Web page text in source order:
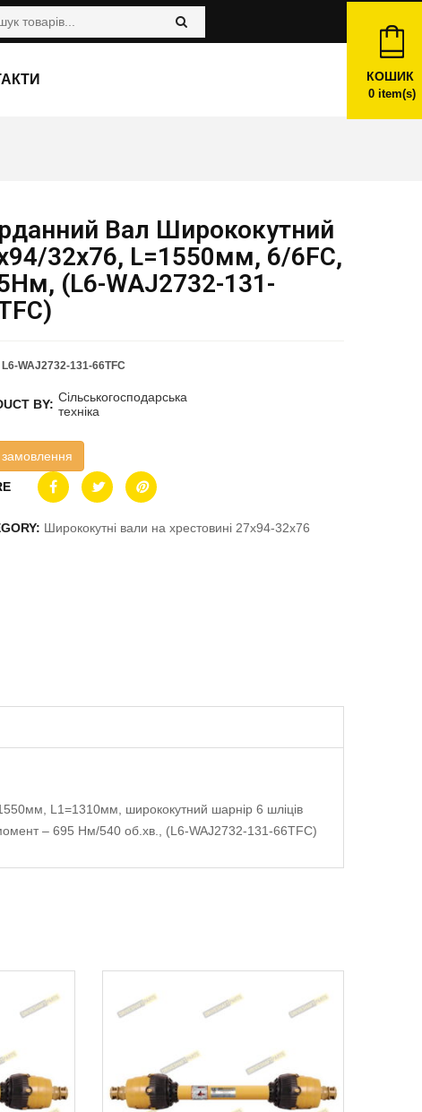
КОШИК
0item(s)
Вал Ширококутний
32х76, L=1550мм, 6/6FC,
(L6-WAJ2732-131-
L6-WAJ2732-131-66TFC
BY: Сільськогосподарська
техніка
замовлення
Ширококутні вали на хрестовині 27х94-32х76
L1=1310мм, ширококутний шарнір 6 шліців
– 695 Нм/540 об.хв., (L6-WAJ2732-131-66TFC)